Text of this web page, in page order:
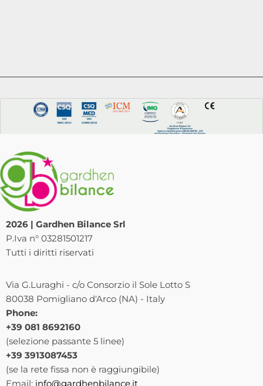
2026 | Gardhen Bilance Srl
P.Iva n° 03281501217
Tutti i diritti riservati
Via G.Luraghi - c/o Consorzio il Sole Lotto S
80038 Pomigliano d'Arco (NA) - Italy
Phone:
+39 081 8692160
(selezione passante 5 linee)
+39 3913087453
(se la rete fissa non è raggiungibile)
Email: info@gardhenbilance.it